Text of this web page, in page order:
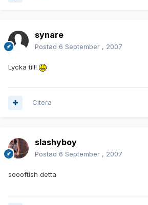
synare
Postad 6 September , 2007
Lycka till!
Citera
slashyboy
Postad 6 September , 2007
soooftish detta